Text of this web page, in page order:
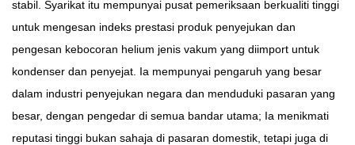
stabil. Syarikat itu mempunyai pusat pemeriksaan berkualiti tinggi
untuk mengesan indeks prestasi produk penyejukan dan
pengesan kebocoran helium jenis vakum yang diimport untuk
kondenser dan penyejat. Ia mempunyai pengaruh yang besar
dalam industri penyejukan negara dan menduduki pasaran yang
besar, dengan pengedar di semua bandar utama; Ia menikmati
reputasi tinggi bukan sahaja di pasaran domestik, tetapi juga di